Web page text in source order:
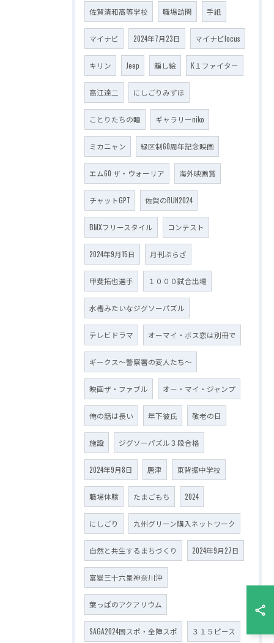
佐賀清和高等学校 職場訪問 手紙
マイナビ 2024年7月23日 マイナビlocus
キリン Jeep 騙し絵 K１ファイター
高江達二 にしごりみずほ
ことりたちの瞳 ギャラリーniko
ミカニャン 緑区制60周年記念映画
エム60 ザ・ウォーリア 海外映画賞
チャットGPT 佐賀のRUN2024
BMXフリースタイル コンテスト
2024年9月15日 月刊ぷらざ
甲斐拓也選手 １０００試合出場
水槽みたいなジグソーパズル
テレビドラマ オーマイ・ボス恋は別冊で
ギークス～警察署の変人たち～
映画ザ・ファブル オー・マイ・ジャンプ
俺の話は長い 年下彼氏 敬老の日
施設 ジグソーパズル３段合格
2024年9月8日 唐津 東背振中学校
職場体験 たまごもち 2024
にしごり 九州グリーン購入ネットワーク
自然と共生するまちづくり 2024年9月27日
富嶽三十六景神奈川沖
葉っぱのアクアリウム
SAGA2024国スポ・全障スポ ３１５ピース